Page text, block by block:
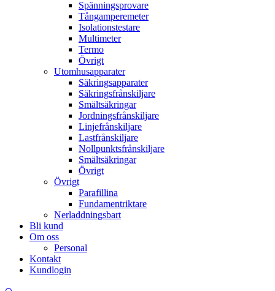
Spänningsprovare
Tångamperemeter
Isolationstestare
Multimeter
Termo
Övrigt
Utomhusapparater
Säkringsapparater
Säkringsfrånskiljare
Smältsäkringar
Jordningsfrånskiljare
Linjefrånskiljare
Lastfrånskiljare
Nollpunktsfrånskiljare
Smältsäkringar
Övrigt
Övrigt
Parafillina
Fundamentriktare
Nerladdningsbart
Bli kund
Om oss
Personal
Kontakt
Kundlogin